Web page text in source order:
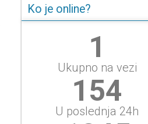
Ko je online?
1
Ukupno na vezi
154
U poslednja 24h